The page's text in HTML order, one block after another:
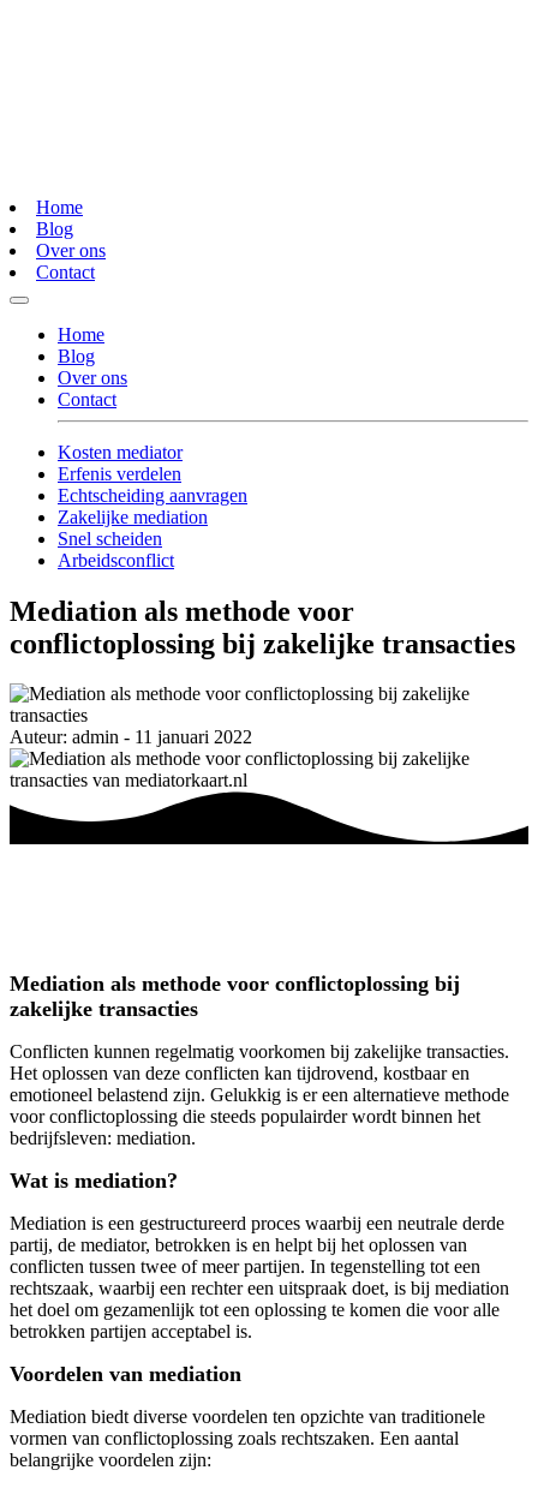
Home
Blog
Over ons
Contact
Home
Blog
Over ons
Contact
Kosten mediator
Erfenis verdelen
Echtscheiding aanvragen
Zakelijke mediation
Snel scheiden
Arbeidsconflict
Mediation als methode voor
conflictoplossing bij zakelijke transacties
Auteur: admin - 11 januari 2022
Mediation als methode voor conflictoplossing bij
zakelijke transacties
Conflicten kunnen regelmatig voorkomen bij zakelijke transacties.
Het oplossen van deze conflicten kan tijdrovend, kostbaar en
emotioneel belastend zijn. Gelukkig is er een alternatieve methode
voor conflictoplossing die steeds populairder wordt binnen het
bedrijfsleven: mediation.
Wat is mediation?
Mediation is een gestructureerd proces waarbij een neutrale derde
partij, de mediator, betrokken is en helpt bij het oplossen van
conflicten tussen twee of meer partijen. In tegenstelling tot een
rechtszaak, waarbij een rechter een uitspraak doet, is bij mediation
het doel om gezamenlijk tot een oplossing te komen die voor alle
betrokken partijen acceptabel is.
Voordelen van mediation
Mediation biedt diverse voordelen ten opzichte van traditionele
vormen van conflictoplossing zoals rechtszaken. Een aantal
belangrijke voordelen zijn: